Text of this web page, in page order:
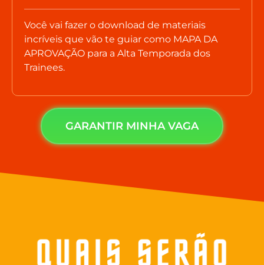
Você vai fazer o download de materiais
incríveis que vão te guiar como MAPA DA
APROVAÇÃO para a Alta Temporada dos
Trainees.
GARANTIR MINHA VAGA